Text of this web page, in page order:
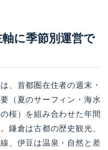
に季節別運営で
、首都圏在住者の週末・
（夏のサーフィン・海水
桜）を組み合わせた年間
鎌倉は古都の歴史観光、
、伊豆は温泉・自然と差